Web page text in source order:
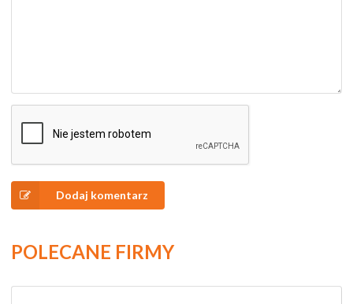
Dodaj komentarz
POLECANE FIRMY